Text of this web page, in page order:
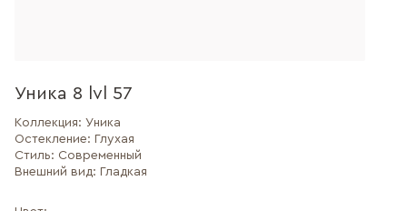
Уника 8 lvl 57
Коллекция: Уника
Остекление: Глухая
Стиль: Современный
Внешний вид: Гладкая